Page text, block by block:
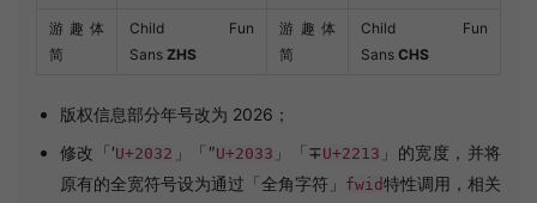
游趣体
简
Child Fun
Sans ZHS
游趣体
简
Child Fun
Sans CHS
版权信息部分年号改为 2026；
修改「′U+2032 」「″U+2033 」「∓ U+2213 」的宽度，并将
原有的全宽符号设为通过「全角字符」 fwid特性调用，相关